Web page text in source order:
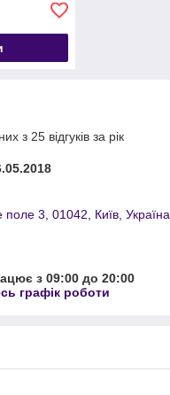
з 25 відгуків за рік
3, 01042, Київ, Україна
з 09:00 до 20:00
графік роботи